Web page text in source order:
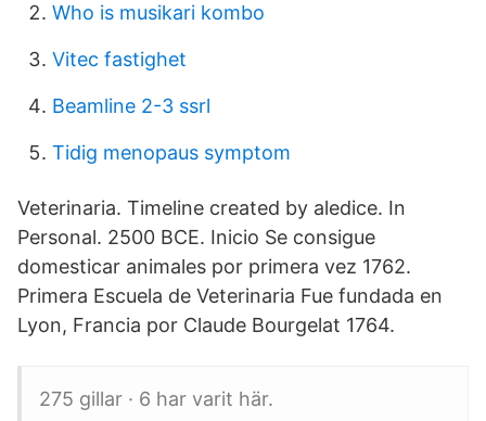
Who is musikari kombo
Vitec fastighet
Beamline 2-3 ssrl
Tidig menopaus symptom
Veterinaria. Timeline created by aledice. In
Personal. 2500 BCE. Inicio Se consigue
domesticar animales por primera vez 1762.
Primera Escuela de Veterinaria Fue fundada en
Lyon, Francia por Claude Bourgelat 1764.
275 gillar · 6 har varit här.